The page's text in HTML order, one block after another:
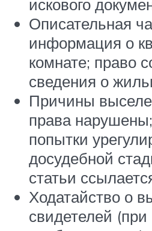
искового
Описательная
информация о
комнате; право
сведения о
Причины
права
попытки
досудебной
статьи
Ходатайство о
свидетелей (при